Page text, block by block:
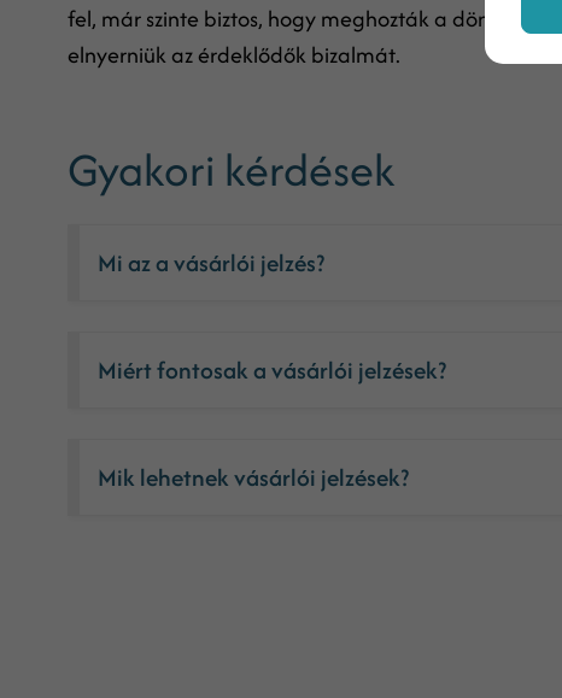
fel, már szinte biztos, hogy meghozták a
elnyerniük az érdeklődők bizalmát.
Gyakori kérdések
Mi az a vásárlói jelzés?
Miért fontosak a vásárlói jelzések?
Mik lehetnek vásárlói jelzések?